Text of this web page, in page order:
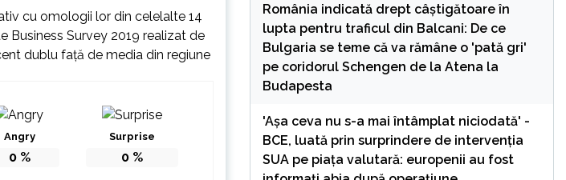
cu omologii lor din celelalte 14
Business Survey 2019 realizat de
dublu față de media din regiune
Angry
0%
Surprise
0 %
România indicată drept câștigătoare în
lupta pentru traficul din Balcani: De ce
Bulgaria se teme că va rămâne o 'pată gri'
pe coridorul Schengen de la Atena la
Budapesta
'Așa ceva nu s-a mai întâmplat niciodată' -
BCE, luată prin surprindere de intervenția
SUA pe piața valutară: europenii au fost